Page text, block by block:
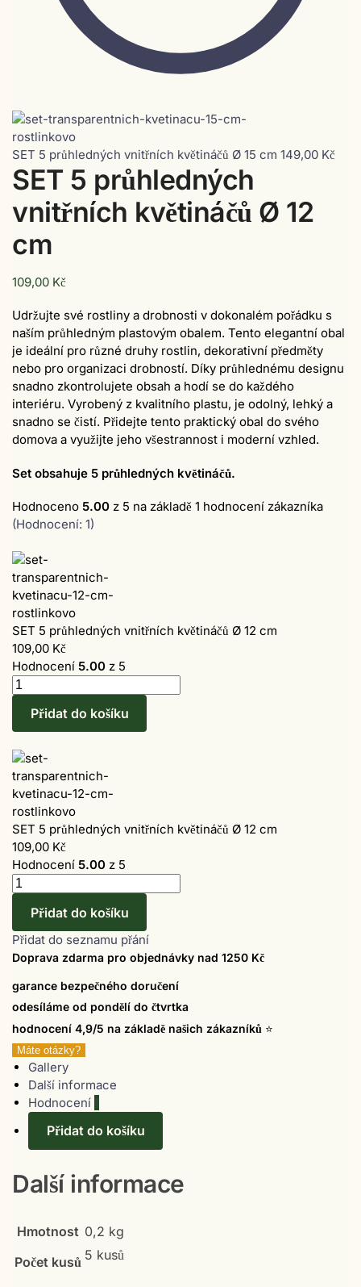
SET 5 průhledných vnitřních květináčů Ø 15 cm 149,00 Kč
SET 5 průhledných
vnitřních květináčů Ø 12
cm
109,00 Kč
Udržujte své rostliny a drobnosti v dokonalém pořádku s
naším průhledným plastovým obalem. Tento elegantní obal
je ideální pro různé druhy rostlin, dekorativní předměty
nebo pro organizaci drobností. Díky průhlednému designu
snadno zkontrolujete obsah a hodí se do každého
interiéru. Vyrobený z kvalitního plastu, je odolný, lehký a
snadno se čistí. Přidejte tento praktický obal do svého
domova a využijte jeho všestrannost i moderní vzhled.
Set obsahuje 5 průhledných květináčů.
Hodnoceno 5.00 z 5 na základě 1 hodnocení zákazníka
(Hodnocení: 1)
SET 5 průhledných vnitřních květináčů Ø 12 cm
109,00 Kč
Hodnocení 5.00 z 5
Přidat do košíku
SET 5 průhledných vnitřních květináčů Ø 12 cm
109,00 Kč
Hodnocení 5.00 z 5
Přidat do košíku
Přidat do seznamu přání
Doprava zdarma pro objednávky nad 1250 Kč
garance bezpečného doručení
odesíláme od pondělí do čtvrtka
hodnocení 4,9/5 na základě našich zákazníků ⭐
Máte otázky?
Gallery
Další informace
Hodnocení 1
Přidat do košíku
Další informace
Hmotnost 0,2 kg
Počet kusů 5 kusů